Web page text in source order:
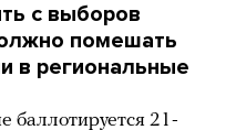
с выборов
помешать
в региональные
баллотируется 21-